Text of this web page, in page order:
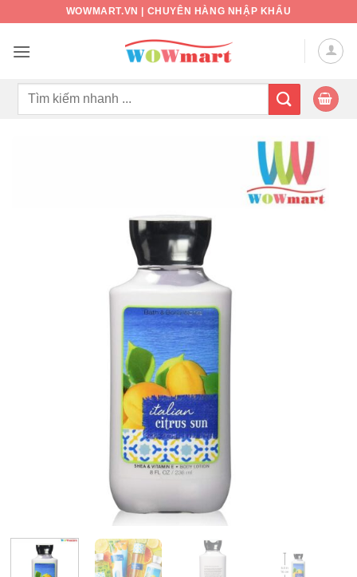
nội
WOWMART.VN | CHUYÊN HÀNG NHẬP KHẨU
Tìm